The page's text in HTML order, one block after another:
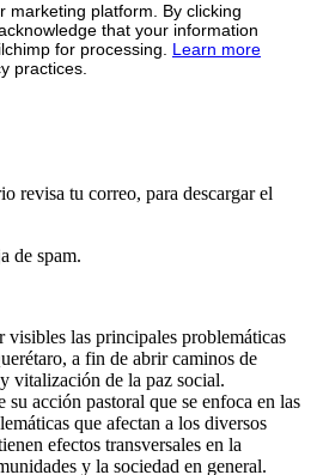
marketing platform. By clicking
that your information
for processing. Learn more
practices.
revisa tu correo, para descargar el
de spam.
visibles las principales problemáticas
a fin de abrir caminos de
vitalización de la paz social.
su acción pastoral que se enfoca en las
que afectan a los diversos
efectos transversales en la
y la sociedad en general.